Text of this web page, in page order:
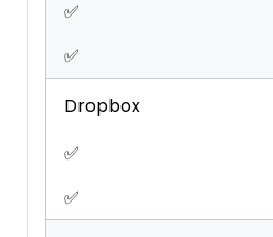
✅
✅
Dropbox
✅
✅